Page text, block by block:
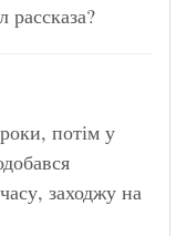
потім у
заходжу на